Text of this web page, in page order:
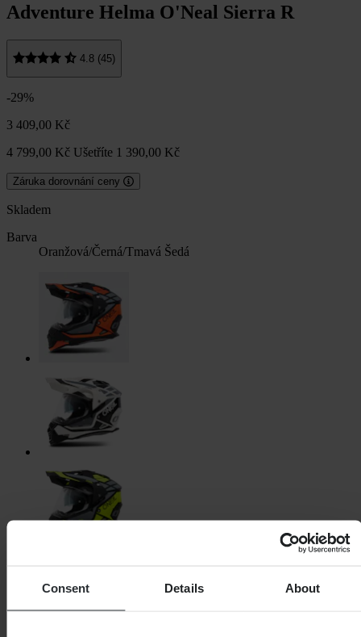
Consent Details About
Adventure Helma O'Neal Sierra R
4.8 (45)
-29%
3 409,00 Kč
4 799,00 Kč Ušetříte 1 390,00 Kč
Záruka dorovnání ceny
Skladem
Barva
Oranžová/Černá/Tmavá Šedá